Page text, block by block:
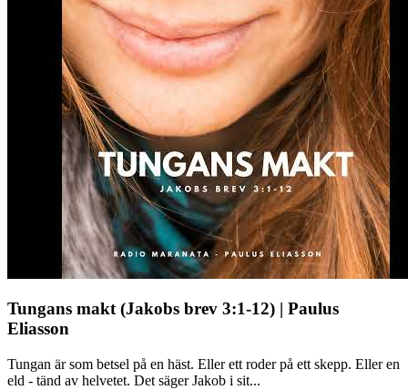
Tungans makt (Jakobs brev 3:1-12) | Paulus
Eliasson
Tungan är som betsel på en häst. Eller ett roder på ett skepp. Eller en
eld - tänd av helvetet. Det säger Jakob i sit...